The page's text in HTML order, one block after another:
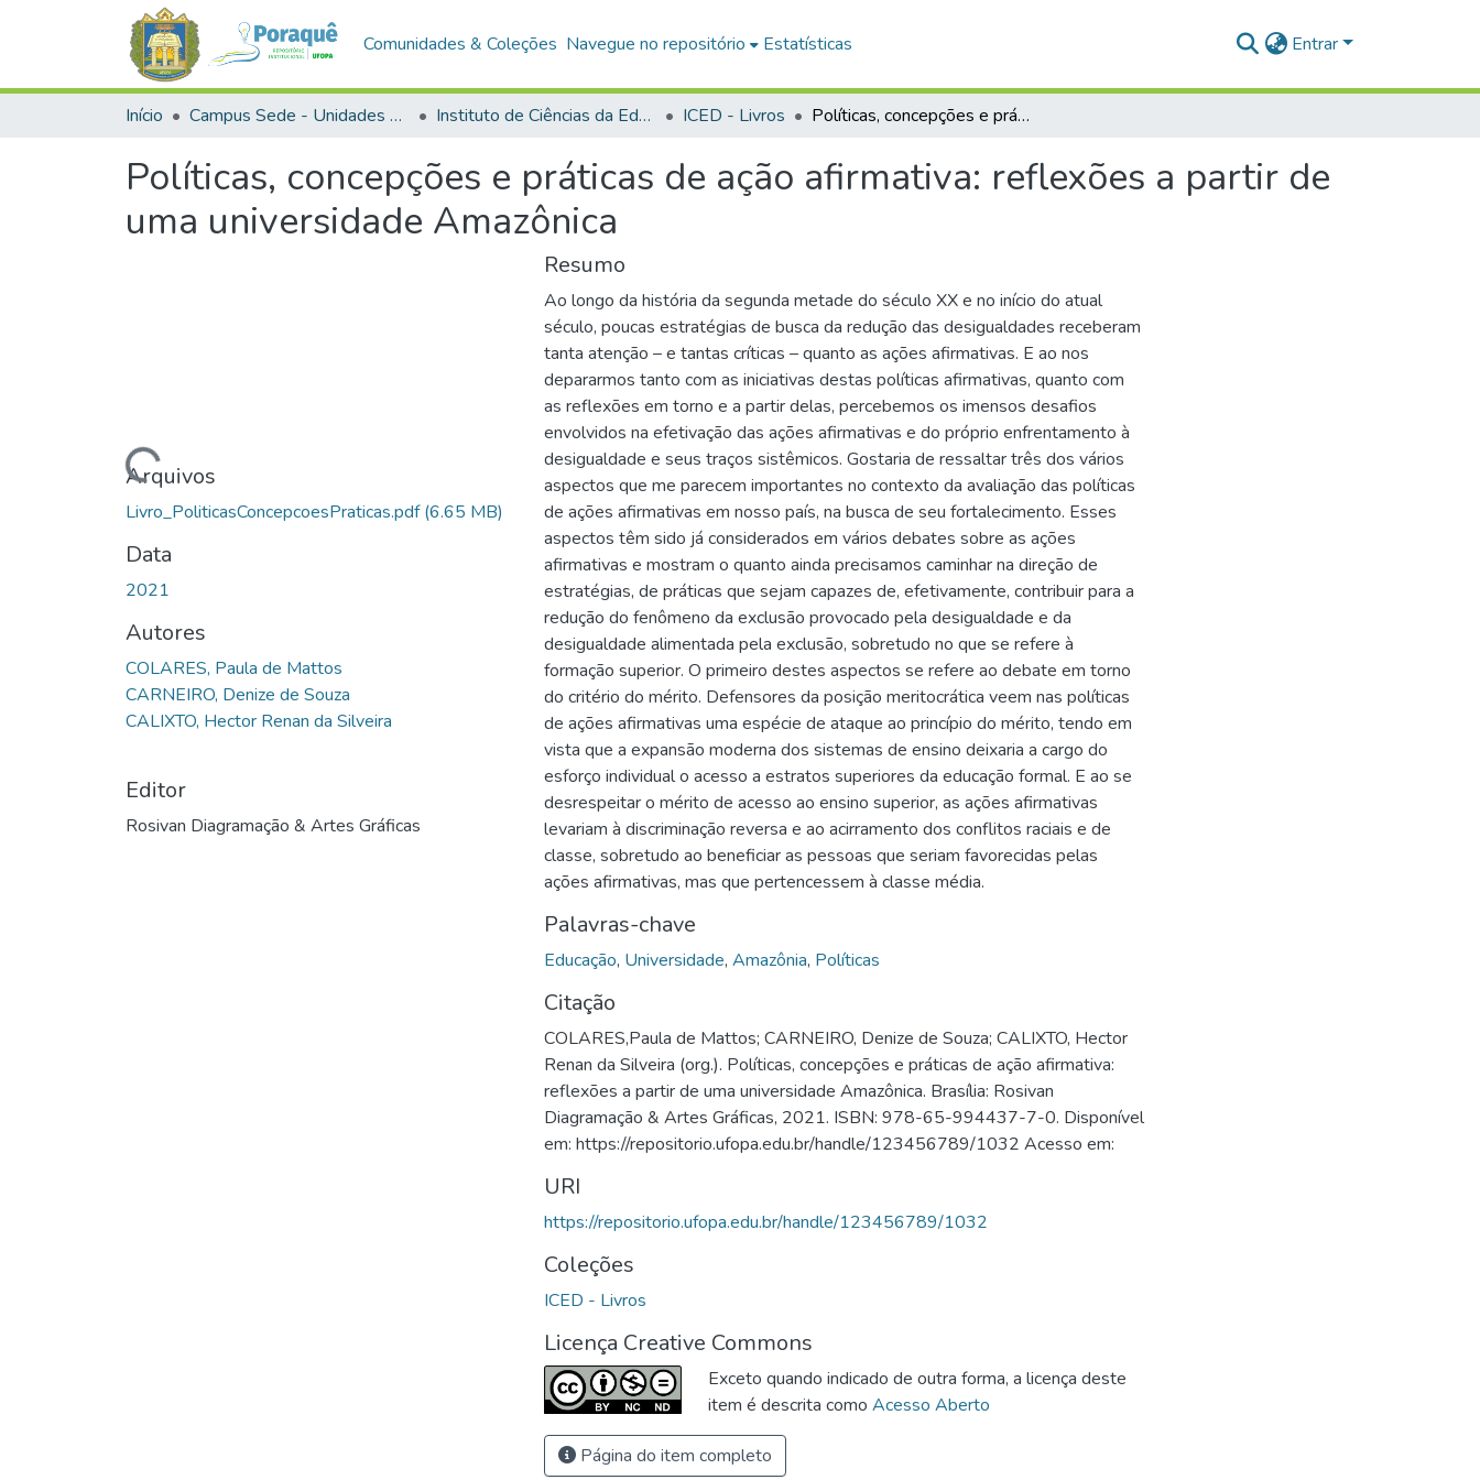
Comunidades & Coleções Navegue no repositório Estatísticas Entrar
Início Campus Sede - Unidades Acadêmicas Instituto de Ciências da Educação ICED - Livros Políticas, concepções e práticas de ação afirmativa: reflexões a partir de uma universidade Amazônica
Políticas, concepções e práticas de ação afirmativa: reflexões a partir de
uma universidade Amazônica
Carregando...Arquivos
Livro_PoliticasConcepcoesPraticas.pdf(6.65 MB)
Data
2021
Autores
COLARES, Paula de Mattos
CARNEIRO, Denize de Souza
CALIXTO, Hector Renan da Silveira
Editor
Rosivan Diagramação & Artes Gráficas
Resumo
Ao longo da história da segunda metade do século XX e no início do atual
século, poucas estratégias de busca da redução das desigualdades receberam
tanta atenção – e tantas críticas – quanto as ações afirmativas. E ao nos
depararmos tanto com as iniciativas destas políticas afirmativas, quanto com
as reflexões em torno e a partir delas, percebemos os imensos desafios
envolvidos na efetivação das ações afirmativas e do próprio enfrentamento à
desigualdade e seus traços sistêmicos. Gostaria de ressaltar três dos vários
aspectos que me parecem importantes no contexto da avaliação das políticas
de ações afirmativas em nosso país, na busca de seu fortalecimento. Esses
aspectos têm sido já considerados em vários debates sobre as ações
afirmativas e mostram o quanto ainda precisamos caminhar na direção de
estratégias, de práticas que sejam capazes de, efetivamente, contribuir para a
redução do fenômeno da exclusão provocado pela desigualdade e da
desigualdade alimentada pela exclusão, sobretudo no que se refere à
formação superior. O primeiro destes aspectos se refere ao debate em torno
do critério do mérito. Defensores da posição meritocrática veem nas políticas
de ações afirmativas uma espécie de ataque ao princípio do mérito, tendo em
vista que a expansão moderna dos sistemas de ensino deixaria a cargo do
esforço individual o acesso a estratos superiores da educação formal. E ao se
desrespeitar o mérito de acesso ao ensino superior, as ações afirmativas
levariam à discriminação reversa e ao acirramento dos conflitos raciais e de
classe, sobretudo ao beneficiar as pessoas que seriam favorecidas pelas
ações afirmativas, mas que pertencessem à classe média.
Palavras-chave
Educação, Universidade, Amazônia, Políticas
Citação
COLARES,Paula de Mattos; CARNEIRO, Denize de Souza; CALIXTO, Hector
Renan da Silveira (org.). Políticas, concepções e práticas de ação afirmativa:
reflexões a partir de uma universidade Amazônica. Brasília: Rosivan
Diagramação & Artes Gráficas, 2021. ISBN: 978-65-994437-7-0. Disponível
em: https://repositorio.ufopa.edu.br/handle/123456789/1032 Acesso em:
URI
https://repositorio.ufopa.edu.br/handle/123456789/1032
Coleções
ICED - Livros
Licença Creative Commons
Exceto quando indicado de outra forma, a licença deste
item é descrita como Acesso Aberto
Página do item completo